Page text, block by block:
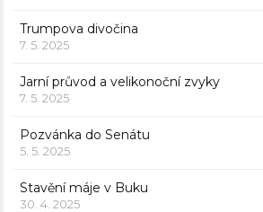
Trumpova divočina
7. 5. 2025
Jarní průvod a velikonoční zvyky
7. 5. 2025
Pozvánka do Senátu
5. 5. 2025
Stavění máje v Buku
30. 4. 2025